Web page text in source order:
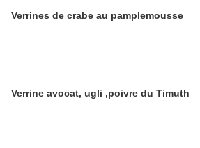
Verrines de crabe au pamplemousse
Verrine avocat, ugli ,poivre du Timuth